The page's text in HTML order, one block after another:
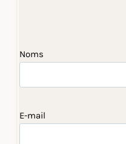
Noms
E-mail